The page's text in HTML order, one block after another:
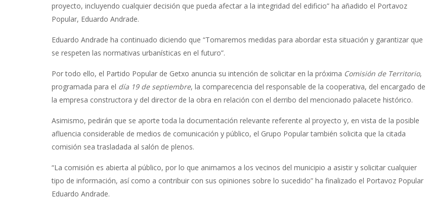
proyecto, incluyendo cualquier decisión que pueda afectar a la integridad del edificio” ha añadido el Portavoz
Popular, Eduardo Andrade.
Eduardo Andrade ha continuado diciendo que “Tomaremos medidas para abordar esta situación y garantizar que
se respeten las normativas urbanísticas en el futuro”.
Por todo ello, el Partido Popular de Getxo anuncia su intención de solicitar en la próxima Comisión de Territorio,
programada para el día 19 de septiembre, la comparecencia del responsable de la cooperativa, del encargado de
la empresa constructora y del director de la obra en relación con el derribo del mencionado palacete histórico.
Asimismo, pedirán que se aporte toda la documentación relevante referente al proyecto y, en vista de la posible
afluencia considerable de medios de comunicación y público, el Grupo Popular también solicita que la citada
comisión sea trasladada al salón de plenos.
“La comisión es abierta al público, por lo que animamos a los vecinos del municipio a asistir y solicitar cualquier
tipo de información, así como a contribuir con sus opiniones sobre lo sucedido” ha finalizado el Portavoz Popular
Eduardo Andrade.